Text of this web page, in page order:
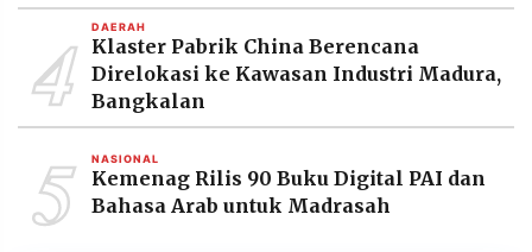
4 DAERAH
Klaster Pabrik China Berencana
Direlokasi ke Kawasan Industri Madura,
Bangkalan
5 NASIONAL
Kemenag Rilis 90 Buku Digital PAI dan
Bahasa Arab untuk Madrasah